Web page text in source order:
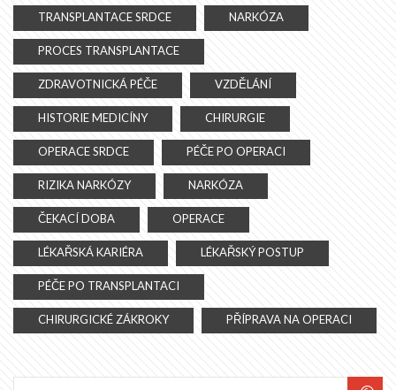
TRANSPLANTACE SRDCE NARKÓZA
PROCES TRANSPLANTACE
ZDRAVOTNICKÁ PÉČE VZDĚLÁNÍ
HISTORIE MEDICÍNY CHIRURGIE
OPERACE SRDCE PÉČE PO OPERACI
RIZIKA NARKÓZY NARKÓZA
ČEKACÍ DOBA OPERACE
LÉKAŘSKÁ KARIÉRA LÉKAŘSKÝ POSTUP
PÉČE PO TRANSPLANTACI
CHIRURGICKÉ ZÁKROKY PŘÍPRAVA NA OPERACI